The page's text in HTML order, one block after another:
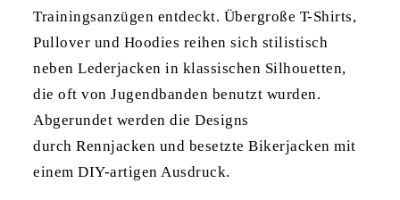
Trainingsanzügen entdeckt. Übergroße T-Shirts,
Pullover und Hoodies reihen sich stilistisch
neben Lederjacken in klassischen Silhouetten,
die oft von Jugendbanden benutzt wurden.
Abgerundet werden die Designs
durch Rennjacken und besetzte Bikerjacken mit
einem DIY-artigen Ausdruck.